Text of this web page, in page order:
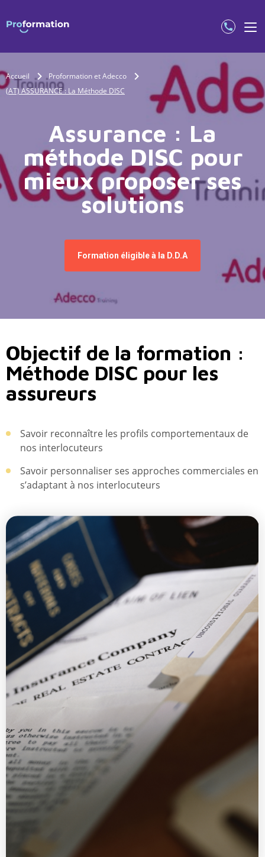
Accueil
Proformation et Adecco
(AT) ASSURANCE : La Méthode DISC
Assurance : La
méthode DISC pour
mieux proposer ses
solutions
Formation éligible à la D.D.A
Objectif de la formation :
Méthode DISC pour les
assureurs
Savoir reconnaître les profils comportementaux de
nos interlocuteurs
Savoir personnaliser ses approches commerciales en
s’adaptant à nos interlocuteurs